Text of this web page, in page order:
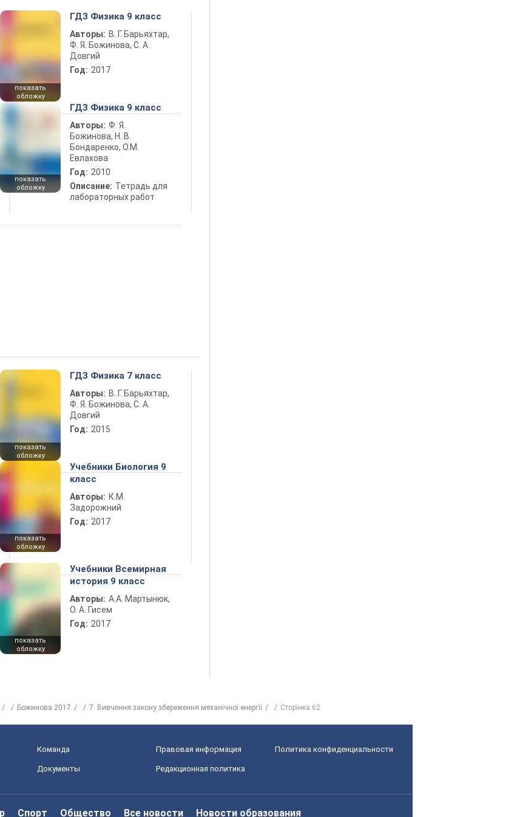
показать
обложку
ГДЗ Физика 9 класс
Авторы: В. Г. Барьяхтар,
Ф. Я. Божинова, С. А.
Довгий
Год: 2017
показать
обложку
ГДЗ Физика 9 класс
Авторы: Ф. Я.
Божинова, Н. В.
Бондаренко, О.М.
Евлахова
Год: 2010
Описание: Тетрадь для
лабораторных работ
показать
обложку
ГДЗ Физика 7 класс
Авторы: В. Г. Барьяхтар,
Ф. Я. Божинова, С. А.
Довгий
Год: 2015
показать
обложку
Учебники Биология 9
класс
Авторы: К.М.
Задорожний
Год: 2017
показать
обложку
Учебники Всемирная
история 9 класс
Авторы: А.А. Мартынюк,
О. А. Гисем
Год: 2017
Божинова 2017 7. Вивчення закону збереження механічної енергії Сторінка 62
Команда Правовая информация Политика конфиденциальности
Документы Редакционная политика
Спорт Общество Все новости Новости образования